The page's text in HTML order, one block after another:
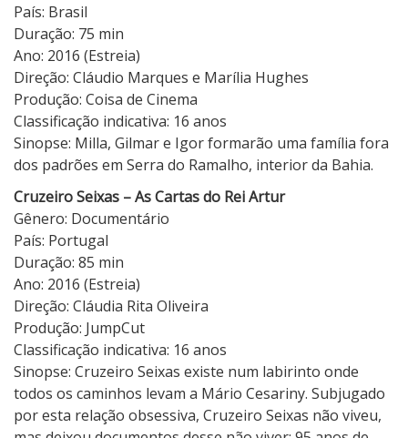
País: Brasil
Duração: 75 min
Ano: 2016 (Estreia)
Direção: Cláudio Marques e Marília Hughes
Produção: Coisa de Cinema
Classificação indicativa: 16 anos
Sinopse: Milla, Gilmar e Igor formarão uma família fora
dos padrões em Serra do Ramalho, interior da Bahia.
Cruzeiro Seixas – As Cartas do Rei Artur
Gênero: Documentário
País: Portugal
Duração: 85 min
Ano: 2016 (Estreia)
Direção: Cláudia Rita Oliveira
Produção: JumpCut
Classificação indicativa: 16 anos
Sinopse: Cruzeiro Seixas existe num labirinto onde
todos os caminhos levam a Mário Cesariny. Subjugado
por esta relação obsessiva, Cruzeiro Seixas não viveu,